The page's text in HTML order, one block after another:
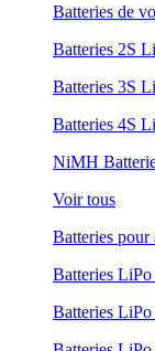
Batteries de
Batteries 2S
Batteries 3S
Batteries 4S
NiMH
Voir tous
Batteries pour
Batteries LiPo
Batteries LiPo